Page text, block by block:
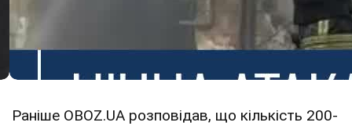
Раніше OBOZ.UA розповідав, що кількість 200-